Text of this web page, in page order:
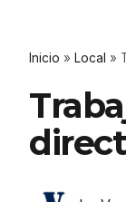
Inicio » Local »